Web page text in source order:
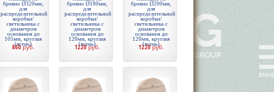
бревно Ø320мм,
для
распределительной
коробки/
светильника с
диаметром
основания до
105мм, круглая
(ясень)
860руб.
бревно Ø180мм,
для
распределительной
коробки/
светильника с
диаметром
основания до
120мм, круглая
(ясень)
1220руб.
бревно Ø200мм,
для
распределительной
коробки/
светильника с
диаметром
основания до
120мм, круглая
(ясень)
1220руб.